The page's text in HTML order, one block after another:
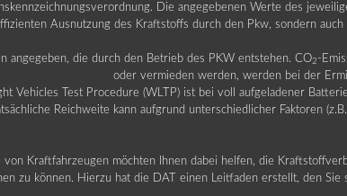
Die angegebenen Werte des
Ausnutzung des Kraftstoffs durch den Pkw, sondern
angegeben, die durch den Betrieb des PKW entstehen. CO2 -
oder vermieden werden, werden bei der
Vehicles Test Procedure (WLTP) ist bei voll aufgeladener
Reichweite kann aufgrund unterschiedlicher Faktoren
Kraftfahrzeugen möchten Ihnen dabei helfen, die
zu können. Hierzu hat die DAT einen Leitfaden erstellt, den Sie